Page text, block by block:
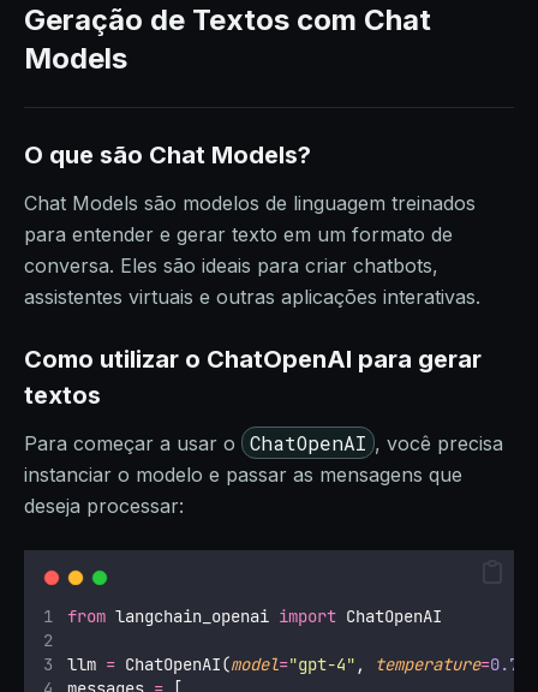
Geração de Textos com Chat
Models
O que são Chat Models?
Chat Models são modelos de linguagem treinados
para entender e gerar texto em um formato de
conversa. Eles são ideais para criar chatbots,
assistentes virtuais e outras aplicações interativas.
Como utilizar o ChatOpenAI para gerar
textos
Para começar a usar o ChatOpenAI , você precisa
instanciar o modelo e passar as mensagens que
deseja processar:
from langchain_openai import ChatOpenAI
llm = ChatOpenAI(model="gpt-4" , temperature=0.7